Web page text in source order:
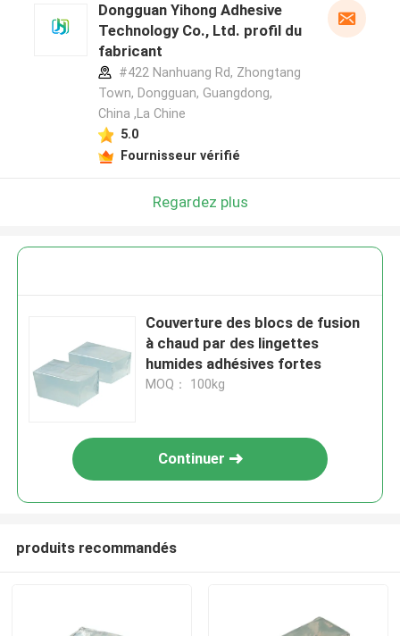
Dongguan Yihong Adhesive
Technology Co., Ltd. profil du
fabricant
#422 Nanhuang Rd, Zhongtang
Town, Dongguan, Guangdong,
China ,La Chine
5.0
Fournisseur vérifié
Regardez plus
Couverture des blocs de fusion
à chaud par des lingettes
humides adhésives fortes
MOQ： 100kg
Continuer
produits recommandés